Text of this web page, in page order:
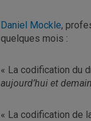
Daniel Mockle,
quelques mois :
« La codification du
aujourd’hui et
« La codification de